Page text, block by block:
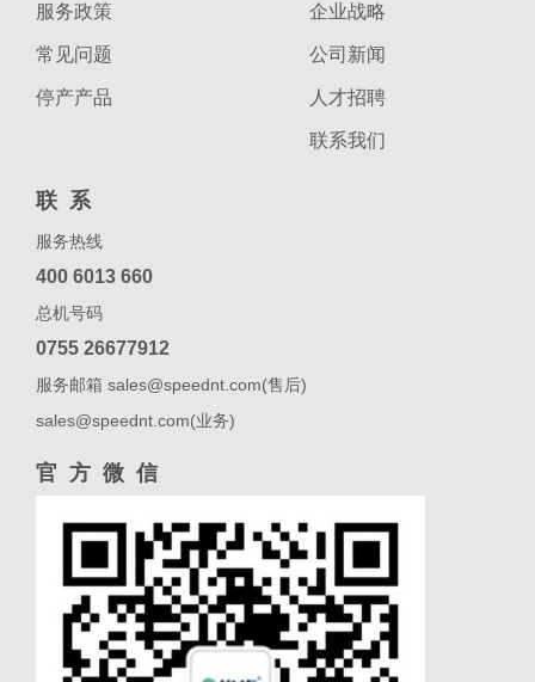
服务政策
常见问题
停产产品
企业战略
公司新闻
人才招聘
联系我们
联系
服务热线
400 6013 660
总机号码
0755 26677912
服务邮箱 sales@speednt.com(售后)
sales@speednt.com(业务)
官方微信